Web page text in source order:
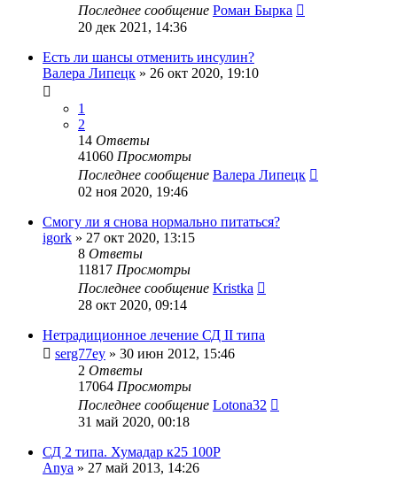
Последнее сообщение Роман Бырка
20 дек 2021, 14:36
Есть ли шансы отменить инсулин?
Валера Липецк » 26 окт 2020, 19:10
1
2
14 Ответы
41060 Просмотры
Последнее сообщение Валера Липецк
02 ноя 2020, 19:46
Смогу ли я снова нормально питаться?
igork » 27 окт 2020, 13:15
8 Ответы
11817 Просмотры
Последнее сообщение Kristka
28 окт 2020, 09:14
Нетрадиционное лечение СД II типа
serg77ey » 30 июн 2012, 15:46
2 Ответы
17064 Просмотры
Последнее сообщение Lotona32
31 май 2020, 00:18
СД 2 типа. Хумадар к25 100Р
Anya » 27 май 2013, 14:26